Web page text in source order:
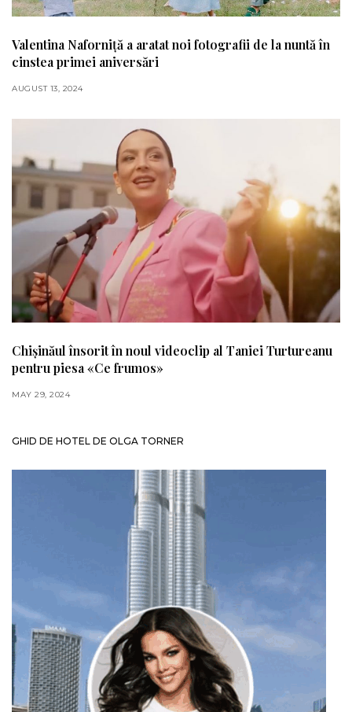
Valentina Naforniță a aratat noi fotografii de la nuntă în
cinstea primei aniversări
AUGUST 13, 2024
Chișinăul însorit în noul videoclip al Taniei Turtureanu
pentru piesa «Ce frumos»
MAY 29, 2024
GHID DE HOTEL DE OLGA TORNER